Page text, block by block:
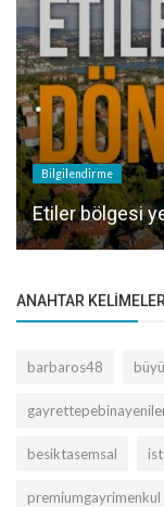
Bilgilendirme
Etiler bölgesi
ANAHTAR KELIMELER
barbaros48
besiktasemsal
premiumgayrimenkul